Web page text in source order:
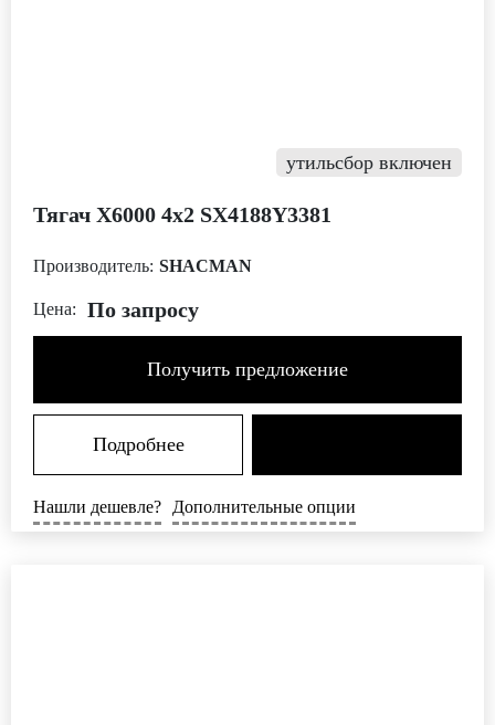
утильсбор включен
Тягач Х6000 4x2 SX4188Y3381
Производитель: SHACMAN
Цена: По запросу
Получить предложение
Подробнее
Нашли дешевле? Дополнительные опции